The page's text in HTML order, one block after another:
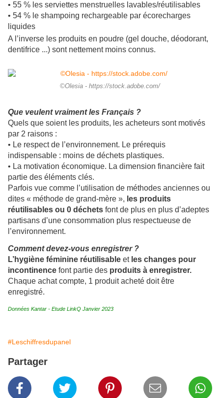
• 55 % les serviettes menstruelles lavables/réutilisables
• 54 % le shampoing rechargeable par écorecharges
liquides
A l’inverse les produits en poudre (gel douche, déodorant,
dentifrice ...) sont nettement moins connus.
©Olesia - https://stock.adobe.com/
Que veulent vraiment les Français ?
Quels que soient les produits, les acheteurs sont motivés
par 2 raisons :
• Le respect de l’environnement. Le prérequis
indispensable : moins de déchets plastiques.
• La motivation économique. La dimension financière fait
partie des éléments clés.
Parfois vue comme l’utilisation de méthodes anciennes ou
dites « méthode de grand-mère », les produits
réutilisables ou 0 déchets font de plus en plus d’adeptes
partisans d’une consommation plus respectueuse de
l’environnement.
Comment devez-vous enregistrer ?
L’hygiène féminine réutilisable etles changes pour
incontinence font partie des produits à enregistrer.
Chaque achat compte, 1 produit acheté doit être
enregistré.
Données Kantar - Etude LinkQ Janvier 2023
#Leschiffresdupanel
Partager